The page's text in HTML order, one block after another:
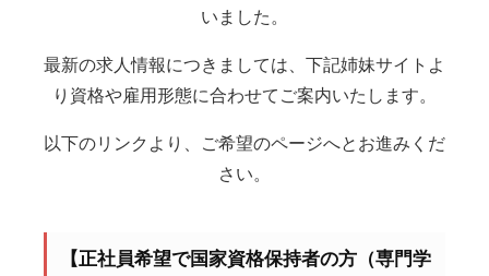
いました。
最新の求人情報につきましては、下記姉妹サイトよ
り資格や雇用形態に合わせてご案内いたします。
以下のリンクより、ご希望のページへとお進みくだ
さい。
【正社員希望で国家資格保持者の方（専門学